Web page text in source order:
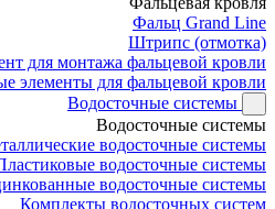
Фальц Grand Line
Штрипс (отмотка)
для монтажа фальцевой кровли
элементы для фальцевой кровли
Водосточные системы
Водосточные системы
водосточные системы
водосточные системы
водосточные системы
Комплекты водосточных систем